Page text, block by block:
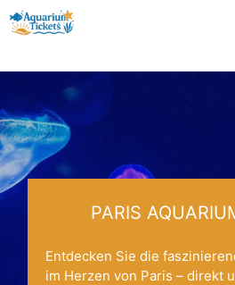
Zum
Inhalt
PARIS
Entdecken Sie die
im Herzen von Paris – direkt